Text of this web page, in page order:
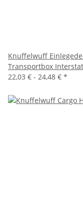
Knuffelwuff
Transportbox
22,03 € - 24,48 € *